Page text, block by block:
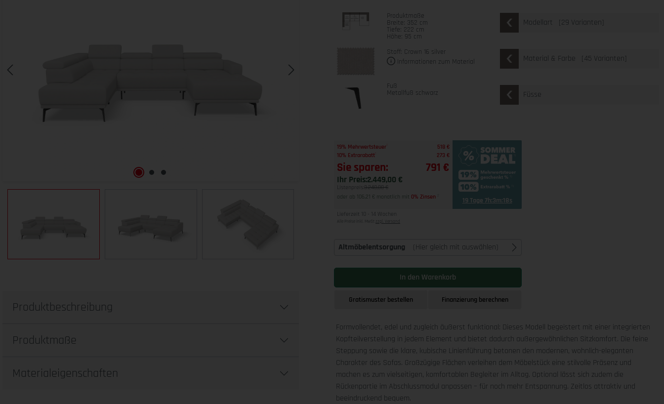
Produktmaße
Breite: 352 cm
Tiefe: 222 cm
Höhe: 95 cm
Modellart [29 Varianten]
Stoff: Crown 16 silver
Informationen zum Material
Material & Farbe [45 Varianten]
Fuß
Metallfuß schwarz Füsse
19% Mehrwertsteuer
518 €
10% Extrarabatt
273 €
Sie sparen: 791 €
Ihr Preis:2.449,00 €
Listenpreis: 3.240,00 €
oder ab 106,21 € monatlich mit 0% Zinsen 19 Tage 7h:3m:17s
Lieferzeit 10 - 14 Wochen
Alle Preise inkl. MwSt zzgl. Versand
Altmöbelentsorgung (Hier gleich mit auswählen)
In den Warenkorb
Gratismuster bestellen Finanzierung berechnen
Formvollendet, edel und zugleich äußerst funktional: Dieses Modell begeistert mit einer integrierten
Kopfteilverstellung in jedem Element und bietet dadurch außergewöhnlichen Sitzkomfort. Die feine
Steppung sowie die klare, kubische Linienführung betonen den modernen, wohnlich-eleganten
Charakter des Sofas. Großzügige Flächen verleihen dem Möbelstück eine stilvolle Präsenz und
machen es zum vielseitigen, komfortablen Begleiter im Alltag. Optional lässt sich zudem die
Rückenpartie im Abschlussmodul anpassen – für noch mehr Entspannung. Zeitlos attraktiv und
beeindruckend bequem.
Produktbeschreibung
Produktmaße
Materialeigenschaften